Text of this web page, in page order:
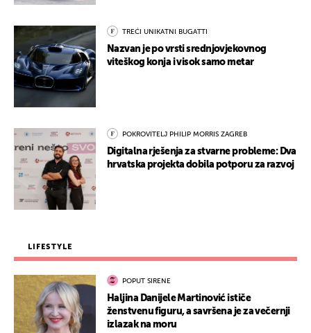
TREĆI UNIKATNI BUGATTI
Nazvan je po vrsti srednjovjekovnog
viteškog konja i visok samo metar
POKROVITELJ PHILIP MORRIS ZAGREB
Digitalna rješenja za stvarne probleme: Dva
hrvatska projekta dobila potporu za razvoj
LIFESTYLE
POPUT SIRENE
Haljina Danijele Martinović ističe
ženstvenu figuru, a savršena je za večernji
izlazak na moru